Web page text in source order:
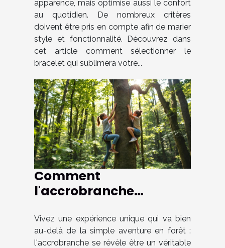
apparence, mais optimise aussi le confort
au quotidien. De nombreux critères
doivent être pris en compte afin de marier
style et fonctionnalité. Découvrez dans
cet article comment sélectionner le
bracelet qui sublimera votre...
Comment
l'accrobranche
familiaux et
professionnels ?
Vivez une expérience unique qui va bien
au-delà de la simple aventure en forêt :
l'accrobranche se révèle être un véritable